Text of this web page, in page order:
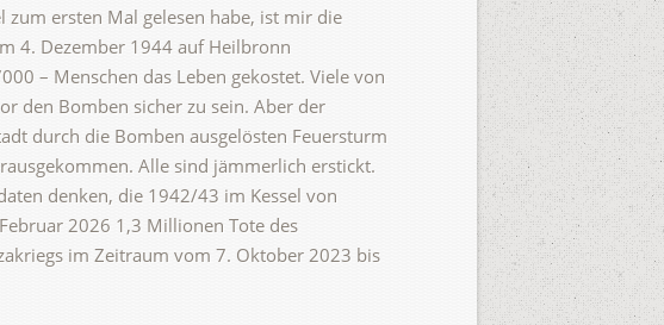
zum ersten Mal gelesen habe, ist mir die
4. Dezember 1944 auf Heilbronn
– Menschen das Leben gekostet. Viele von
den Bomben sicher zu sein. Aber der
durch die Bomben ausgelösten Feuersturm
Alle sind jämmerlich erstickt.
denken, die 1942/43 im Kessel von
2026 1,3 Millionen Tote des
im Zeitraum vom 7. Oktober 2023 bis